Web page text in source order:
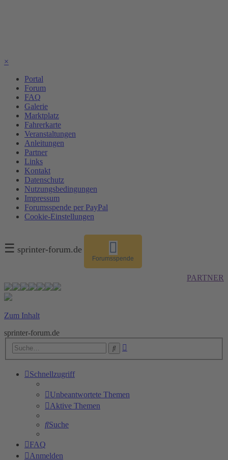
×
Portal
Forum
FAQ
Galerie
Marktplatz
Fahrerkarte
Veranstaltungen
Anleitungen
Partner
Links
Kontakt
Datenschutz
Nutzungsbedingungen
Impressum
Forumsspende per PayPal
Cookie-Einstellungen
☰ sprinter-forum.de
Forumsspende
PARTNER
Zum Inhalt
sprinter-forum.de
Suche
Schnellzugriff
Unbeantwortete Themen
Aktive Themen
Suche
FAQ
Anmelden